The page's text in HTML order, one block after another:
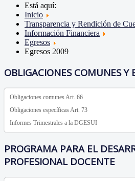
Está aquí:
Inicio
Transparencia y Rendición de
Información Financiera
Egresos
Egresos 2009
OBLIGACIONES COMUNES Y
Obligaciones comunes Art. 66
Obligaciones específicas Art. 73
Informes Trimestrales a la DGESUI
PROGRAMA PARA EL
PROFESIONAL DOCENTE